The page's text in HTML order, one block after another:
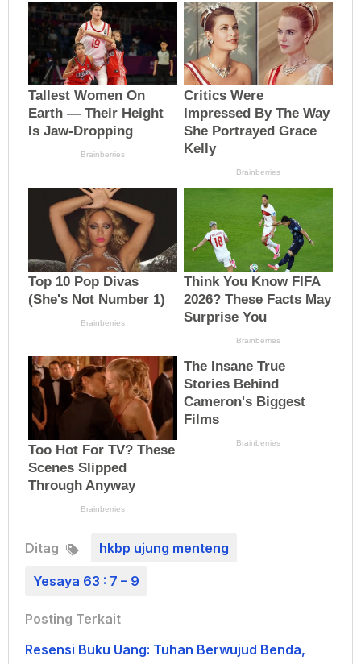
Ditag hkbp ujung menteng
Yesaya 63 : 7 – 9
Posting Terkait
Resensi Buku Uang: Tuhan Berwujud Benda,